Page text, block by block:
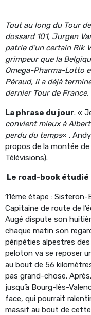
Tout au long du Tour
dossard 101, Jurgen
patrie d’un certain Rik
grimpeur que la
Omega-Pharma-Lotto
Péraud, il a déjà
dernier Tour de France.
La phrase du jour. «
convient mieux à
perdu du temps« .
propos de la montée de
Télévisions).
Le road-book étudié
11ème étape : Sisteron-
Capitaine de route de
Augé dispute son
chaque matin son
péripéties alpestres
peloton va se reposer
au bout de 56
pas grand-chose.
jusqu’à Bourg-lès-
face, qui pourrait
massif au bout de